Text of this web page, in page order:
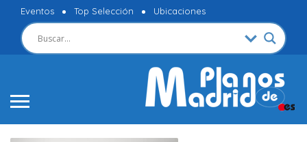
Eventos Top Selección Ubicaciones